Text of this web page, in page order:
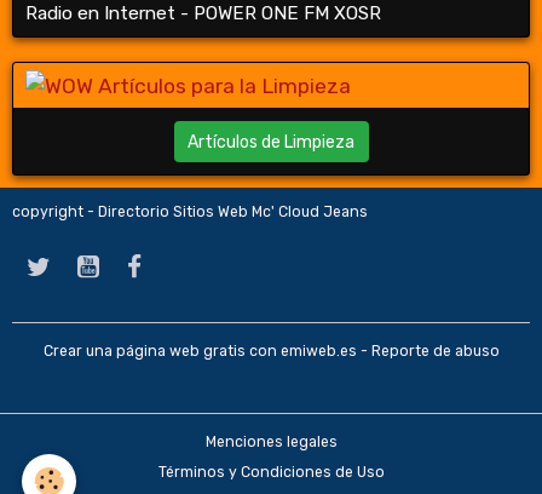
Radio en Internet - POWER ONE FM XOSR
Artículos de Limpieza
copyright - Directorio Sitios Web Mc' Cloud Jeans
Crear una página web gratis con emiweb.es - Reporte de abuso
Menciones legales
Términos y Condiciones de Uso